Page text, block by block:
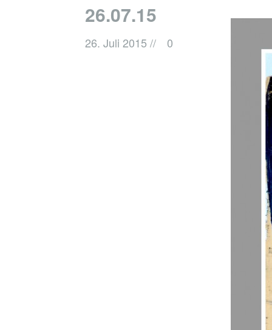
26.07.15
26. Juli 2015 // 0